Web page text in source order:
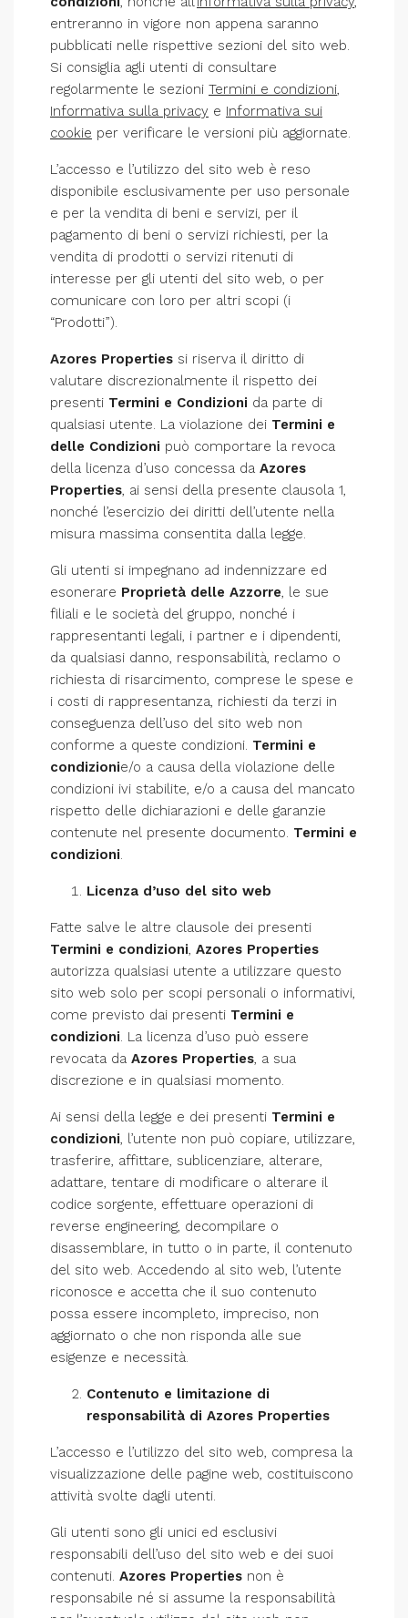
entreranno in vigore non appena saranno
pubblicati nelle rispettive sezioni del sito web.
Si consiglia agli utenti di consultare
regolarmente le sezioni Termini e condizioni,
Informativa sulla privacy e Informativa sui
cookie per verificare le versioni più aggiornate.
L’accesso e l’utilizzo del sito web è reso
disponibile esclusivamente per uso personale
e per la vendita di beni e servizi, per il
pagamento di beni o servizi richiesti, per la
vendita di prodotti o servizi ritenuti di
interesse per gli utenti del sito web, o per
comunicare con loro per altri scopi (i
“Prodotti”).
Azores Properties si riserva il diritto di
valutare discrezionalmente il rispetto dei
presenti Termini e Condizioni da parte di
qualsiasi utente. La violazione dei Termini e
delle Condizioni può comportare la revoca
della licenza d’uso concessa da Azores
Properties, ai sensi della presente clausola 1,
nonché l’esercizio dei diritti dell’utente nella
misura massima consentita dalla legge.
Gli utenti si impegnano ad indennizzare ed
esonerare Proprietà delle Azzorre, le sue
filiali e le società del gruppo, nonché i
rappresentanti legali, i partner e i dipendenti,
da qualsiasi danno, responsabilità, reclamo o
richiesta di risarcimento, comprese le spese e
i costi di rappresentanza, richiesti da terzi in
conseguenza dell’uso del sito web non
conforme a queste condizioni. Termini e
condizionie/o a causa della violazione delle
condizioni ivi stabilite, e/o a causa del mancato
rispetto delle dichiarazioni e delle garanzie
contenute nel presente documento. Termini e
condizioni.
Licenza d’uso del sito web
Fatte salve le altre clausole dei presenti
Termini e condizioni, Azores Properties
autorizza qualsiasi utente a utilizzare questo
sito web solo per scopi personali o informativi,
come previsto dai presenti Termini e
condizioni. La licenza d’uso può essere
revocata da Azores Properties, a sua
discrezione e in qualsiasi momento.
Ai sensi della legge e dei presenti Termini e
condizioni, l’utente non può copiare, utilizzare,
trasferire, affittare, sublicenziare, alterare,
adattare, tentare di modificare o alterare il
codice sorgente, effettuare operazioni di
reverse engineering, decompilare o
disassemblare, in tutto o in parte, il contenuto
del sito web. Accedendo al sito web, l’utente
riconosce e accetta che il suo contenuto
possa essere incompleto, impreciso, non
aggiornato o che non risponda alle sue
esigenze e necessità.
Contenuto e limitazione di
responsabilità di Azores Properties
L’accesso e l’utilizzo del sito web, compresa la
visualizzazione delle pagine web, costituiscono
attività svolte dagli utenti.
Gli utenti sono gli unici ed esclusivi
responsabili dell’uso del sito web e dei suoi
contenuti. Azores Properties non è
responsabile né si assume la responsabilità